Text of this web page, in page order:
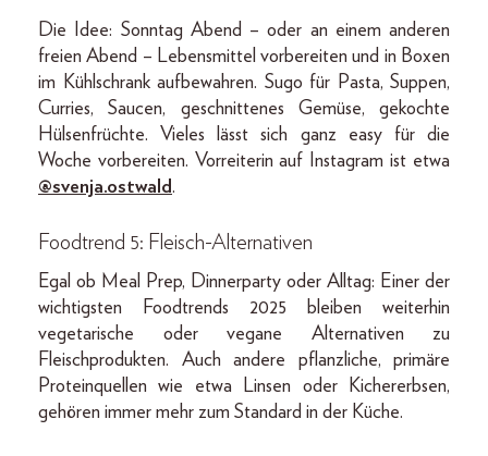
Die Idee: Sonntag Abend – oder an einem anderen
freien Abend – Lebensmittel vorbereiten und in Boxen
im Kühlschrank aufbewahren. Sugo für Pasta, Suppen,
Curries, Saucen, geschnittenes Gemüse, gekochte
Hülsenfrüchte. Vieles lässt sich ganz easy für die
Woche vorbereiten. Vorreiterin auf Instagram ist etwa
@svenja.ostwald.
Foodtrend 5: Fleisch-Alternativen
Egal ob Meal Prep, Dinnerparty oder Alltag: Einer der
wichtigsten Foodtrends 2025 bleiben weiterhin
vegetarische oder vegane Alternativen zu
Fleischprodukten. Auch andere pflanzliche, primäre
Proteinquellen wie etwa Linsen oder Kichererbsen,
gehören immer mehr zum Standard in der Küche.